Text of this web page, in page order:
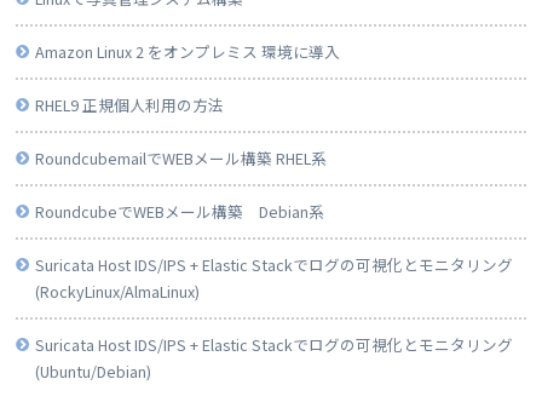
Amazon Linux 2 をオンプレミス 環境に導入
RHEL9 正規個人利用の方法
RoundcubemailでWEBメール構築 RHEL系
RoundcubeでWEBメール構築 Debian系
Suricata Host IDS/IPS + Elastic Stackでログの可視化とモニタリング
(RockyLinux/AlmaLinux)
Suricata Host IDS/IPS + Elastic Stackでログの可視化とモニタリング
(Ubuntu/Debian)